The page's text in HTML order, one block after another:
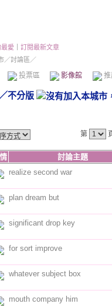
愛
訂閱最新文章
／討論區／
投票區 影像館
／不分版
第
討論主題
realize second war
plan dream but
significant drop key
for sort improve
whatever subject box
mouth company him